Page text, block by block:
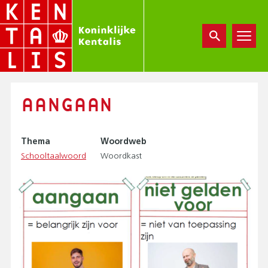
Overslaan
en
de
inhoud
AANGAAN
Thema
Schooltaalwoord
Woordweb
Woordkast